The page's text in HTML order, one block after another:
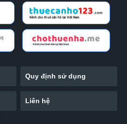
Quy định sử dụng
Liên hệ